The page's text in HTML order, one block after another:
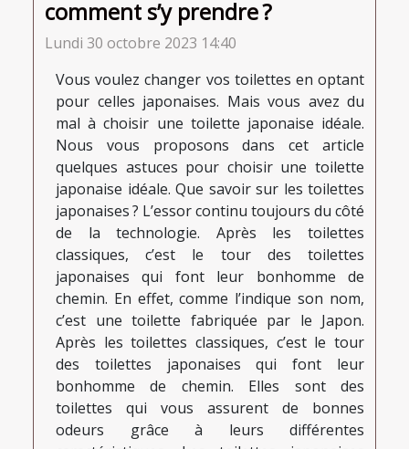
comment s’y prendre ?
Lundi 30 octobre 2023 14:40
Vous voulez changer vos toilettes en optant
pour celles japonaises. Mais vous avez du
mal à choisir une toilette japonaise idéale.
Nous vous proposons dans cet article
quelques astuces pour choisir une toilette
japonaise idéale. Que savoir sur les toilettes
japonaises ? L’essor continu toujours du côté
de la technologie. Après les toilettes
classiques, c’est le tour des toilettes
japonaises qui font leur bonhomme de
chemin. En effet, comme l’indique son nom,
c’est une toilette fabriquée par le Japon.
Après les toilettes classiques, c’est le tour
des toilettes japonaises qui font leur
bonhomme de chemin. Elles sont des
toilettes qui vous assurent de bonnes
odeurs grâce à leurs différentes